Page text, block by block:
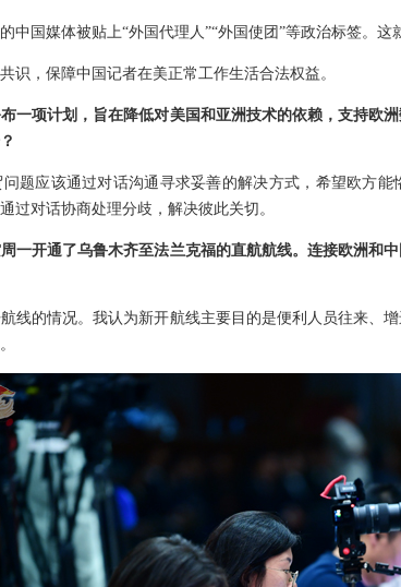
中国媒体被贴上“外国代理人”“外国使团”等政治标签。这
识，保障中国记者在美正常工作生活合法权益。
一项计划，旨在降低对美国和亚洲技术的依赖，支持欧
题应该通过对话沟通寻求妥善的解决方式，希望欧方
过对话协商处理分歧，解决彼此关切。
一开通了乌鲁木齐至法兰克福的直航航线。连接欧洲和
线的情况。我认为新开航线主要目的是便利人员往来、